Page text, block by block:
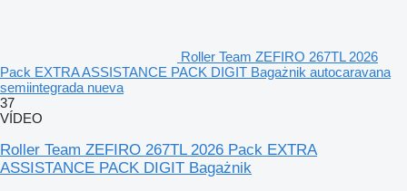
Roller Team ZEFIRO 267TL 2026
Pack EXTRA ASSISTANCE PACK DIGIT Bagażnik autocaravana
semiintegrada nueva
37
VÍDEO
Roller Team ZEFIRO 267TL 2026 Pack EXTRA
ASSISTANCE PACK DIGIT Bagażnik